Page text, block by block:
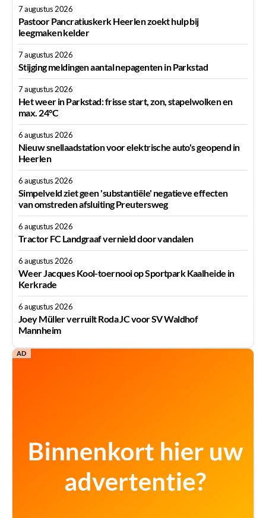
7 augustus 2026
Pastoor Pancratiuskerk Heerlen zoekt hulp bij
leegmaken kelder
7 augustus 2026
Stijging meldingen aantal nepagenten in Parkstad
7 augustus 2026
Het weer in Parkstad: frisse start, zon, stapelwolken en
max. 24°C
6 augustus 2026
Nieuw snellaadstation voor elektrische auto's geopend in
Heerlen
6 augustus 2026
Simpelveld ziet geen 'substantiële' negatieve effecten
van omstreden afsluiting Preutersweg
6 augustus 2026
Tractor FC Landgraaf vernield door vandalen
6 augustus 2026
Weer Jacques Kool-toernooi op Sportpark Kaalheide in
Kerkrade
6 augustus 2026
Joey Müller verruilt Roda JC voor SV Waldhof
Mannheim
AD